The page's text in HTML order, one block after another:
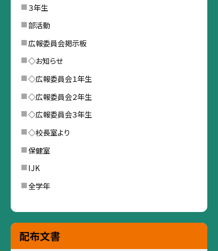
３年生
部活動
広報委員会掲示板
◇お知らせ
◇広報委員会１年生
◇広報委員会２年生
◇広報委員会３年生
◇校長室より
保健室
IJK
全学年
配布文書